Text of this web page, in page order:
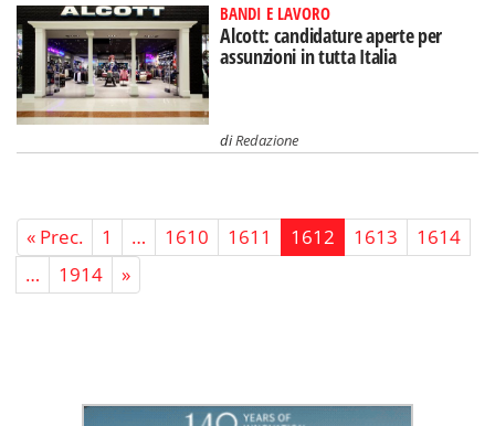
BANDI E LAVORO
Alcott: candidature aperte per
assunzioni in tutta Italia
diRedazione
« Prec. 1 … 1610 1611 1612 1613
1614
…
1914 »